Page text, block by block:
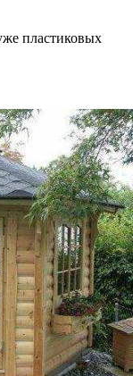
пластиковых